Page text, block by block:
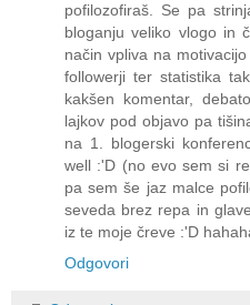
pofilozofiraš. Se pa
bloganju veliko vlogo in
način vpliva na
followerji ter statistika
kakšen komentar,
lajkov pod objavo pa
na 1. blogerski
well :'D (no evo sem si
pa sem še jaz malce
seveda brez repa in
iz te moje čreve :'D
Odgovori